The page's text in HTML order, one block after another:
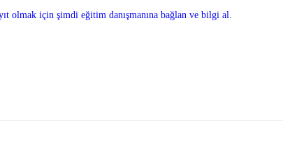
olmak için şimdi eğitim danışmanına bağlan ve bilgi al.